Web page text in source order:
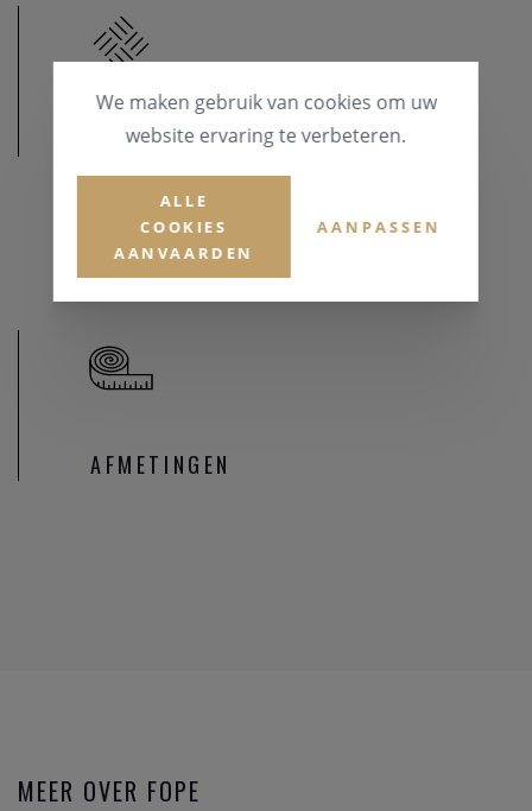
MATERIAAL
MATERIAAL & KLEUR
Goud 18 karaat
AFMETINGEN
MEER OVER FOPE
We maken gebruik van cookies om uw
website ervaring te verbeteren.
ALLE
COOKIES
AANVAARDEN
AANPASSEN